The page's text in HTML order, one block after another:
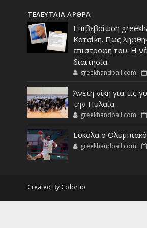
ΤΕΛΕΥΤΑΙΑ ΑΡΘΡΑ
Επιβεβαίωση
Κατσίκη. Πως
επιστροφή του. Η
διαιτησία.
greekhandball.com
Άνετη νίκη για τις
την Πυλαία
greekhandball.com
Ευκολα ο
greekhandball.com
Created By Colorlib